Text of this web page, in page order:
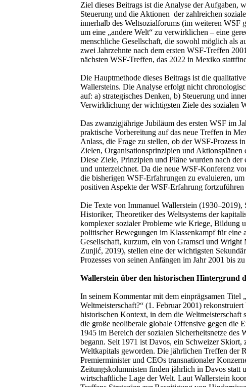
Ziel dieses Beitrags ist die Analyse der Aufgaben,
Steuerung und die Aktionen der zahlreichen
innerhalb des Weltsozialforums (im weiteren WSF
um eine „andere Welt“ zu verwirklichen – eine
menschliche Gesellschaft, die sowohl möglich als
zwei Jahrzehnte nach dem ersten WSF-Treffen
nächsten WSF-Treffen, das 2022 in Mexiko
Die Hauptmethode dieses Beitrags ist die
Wallersteins. Die Analyse erfolgt nicht
auf: a) strategisches Denken, b) Steuerung und
Verwirklichung der wichtigsten Ziele des sozialen
Das zwanzigjährige Jubiläum des ersten WSF im
praktische Vorbereitung auf das neue Treffen in
Anlass, die Frage zu stellen, ob der WSF-Prozess
Zielen, Organisationsprinzipien und
Diese Ziele, Prinzipien und Pläne wurden nach
und unterzeichnet. Da die neue WSF-Konferenz
die bisherigen WSF-Erfahrungen zu evaluieren,
positiven Aspekte der WSF-Erfahrung
Die Texte von Immanuel Wallerstein
Historiker, Theoretiker des Weltsystems der
komplexer sozialer Probleme wie Kriege, Bildung
politischer Bewegungen im Klassenkampf für eine
Gesellschaft, kurzum, ein von Gramsci und
Zunjić, 2019), stellen eine der wichtigsten
Prozesses von seinen Anfängen im Jahr 2001 bis
Wallerstein über den historischen Hintergrund
In seinem Kommentar mit dem einprägsamen
Weltmeisterschaft?“ (1. Februar 2001)
historischen Kontext, in dem die Weltmeisterschaft
die große neoliberale globale Offensive gegen die
1945 im Bereich der sozialen Sicherheitsnetze des
begann. Seit 1971 ist Davos, ein Schweizer Skiort,
Weltkapitals geworden. Die jährlichen Treffen der
Premierminister und CEOs transnationaler
Zeitungskolumnisten finden jährlich in Davos statt
wirtschaftliche Lage der Welt. Laut Wallerstein